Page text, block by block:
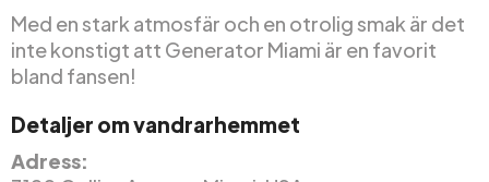
Med en stark atmosfär och en otrolig smak är det
inte konstigt att Generator Miami är en favorit
bland fansen!
Detaljer om vandrarhemmet
Adress: